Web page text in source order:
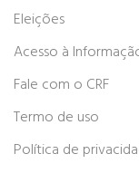
Eleições
Acesso à
Fale com o CRF
Termo de uso
Política de